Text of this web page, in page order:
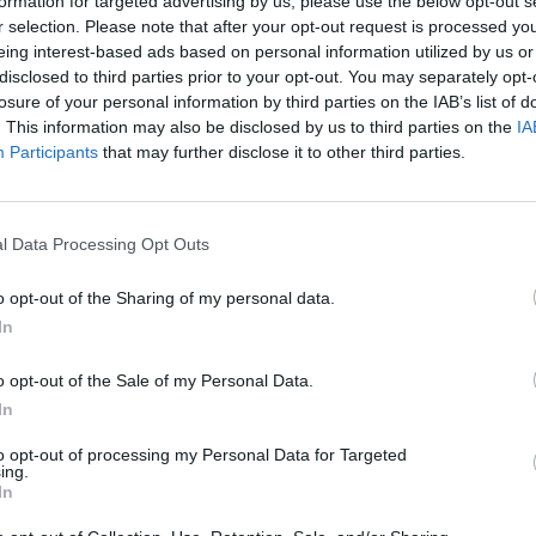
selection. Please note that after your opt-out request is processed
interest-based ads based on personal information utilized by us
to third parties prior to your opt-out. You may separately
of your personal information by third parties on the IAB’s list of
This information may also be disclosed by us to third parties on the
Participants that may further disclose it to other third parties.
Data Processing Opt Outs
opt-out of the Sharing of my personal data.
opt-out of the Sale of my Personal Data.
opt-out of processing my Personal Data for Targeted
amerikai elnök különmegbízottjának tudomására
nélkül megkezdeni a tárgyalásokat Kijevvel
ki Dmitrij Peszkov, az orosz elnök sajtótitkára
fogadta a Kremlben Steve Witkoffot, Donald Trump
találkozott Witkoff-fal. Az ukrán fél inkább a feltétel
az előzetes tárgyalásokkal szemben. Valerij Geraszimov, az
azt jelentette Putyinnak, hogy Kurszk megyét...
portfolio.hu hírarchívumához tartozik, melynek olvasása
tartalmazza: